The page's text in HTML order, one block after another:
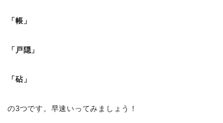
「帳」
「戸隠」
「砧」
の3つです。早速いってみましょう！